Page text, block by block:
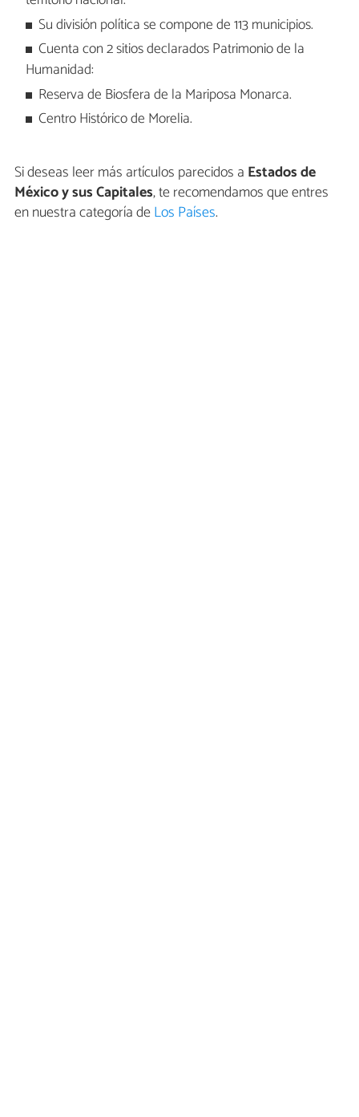
Su división política se compone de 113 municipios.
Cuenta con 2 sitios declarados Patrimonio de la
Humanidad:
Reserva de Biosfera de la Mariposa Monarca.
Centro Histórico de Morelia.
Si deseas leer más artículos parecidos a Estados de
México y sus Capitales, te recomendamos que entres
en nuestra categoría deLos Países.